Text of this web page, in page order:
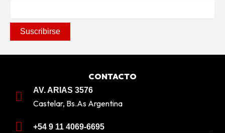
CONTACTO
AV. ARIAS 3576
Castelar, Bs.As Argentina
+54 9 11 4069-6695